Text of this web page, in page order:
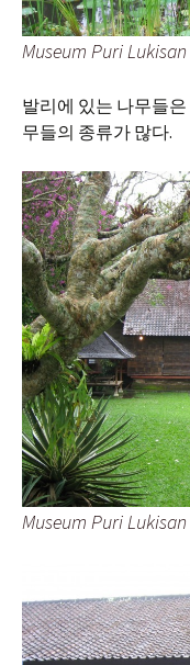
Museum Puri Lukisan
발리에 있는 나무들
무들의 종류가 많다.
Museum Puri Lukisan